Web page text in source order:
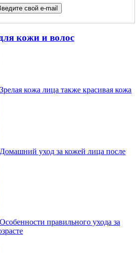
кожи и волос
Зрелая кожа лица также красивая кожа
Домашний уход за кожей лица после
Особенности правильного ухода за